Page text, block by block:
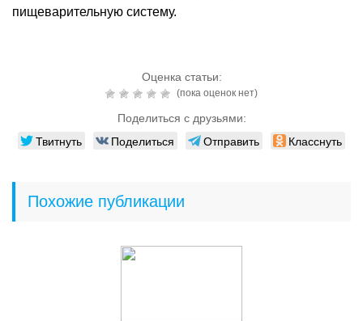
пищеварительную систему.
Оценка статьи:
(пока оценок нет)
Поделиться с друзьями:
Твитнуть Поделиться Отправить Класснуть
Похожие публикации